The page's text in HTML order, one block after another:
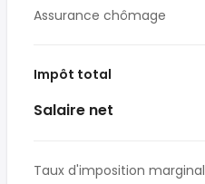
Assurance chômage
Impôt total
Salaire net
Taux d'imposition marginal